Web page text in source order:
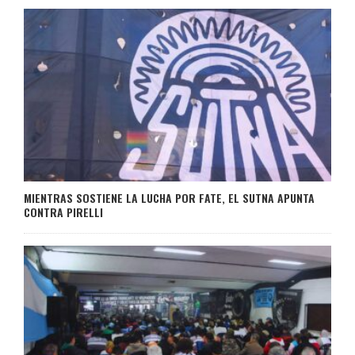
MIENTRAS SOSTIENE LA LUCHA POR FATE, EL SUTNA APUNTA
CONTRA PIRELLI